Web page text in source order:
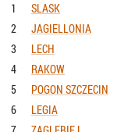
1
SLASK
2
JAGIELLONIA
3
LECH
4
RAKOW
5
POGON SZCZECIN
6
LEGIA